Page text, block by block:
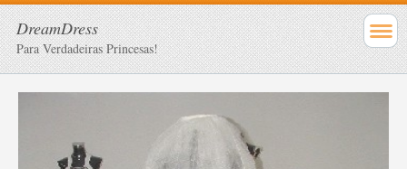
DreamDress
Para Verdadeiras Princesas!